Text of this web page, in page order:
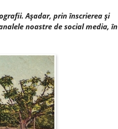
Aşadar, prin înscrierea şi
noastre de social media, în